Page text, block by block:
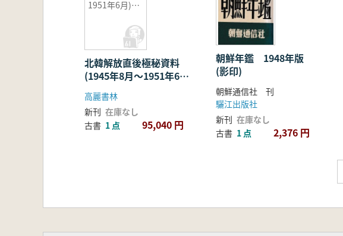
1951年6月)
巻 (影印)
北韓解放直後極秘資料
(1945年8月〜1951年6
月) 1〜6 全6巻 (影
印)
高麗書林
新刊 在庫なし
古書 1 点 95,040 円
朝鮮年鑑 1948年版
(影印)
朝鮮通信社 刊
驪江出版社
新刊 在庫なし
古書 1 点 2,376 円